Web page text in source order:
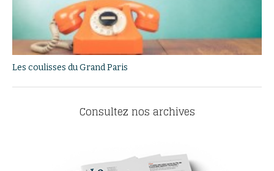
Les coulisses du Grand Paris
Consultez nos archives